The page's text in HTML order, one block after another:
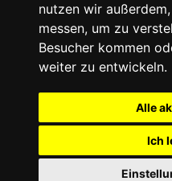
nutzen wir
messen, um zu
Besucher kommen
weiter zu entwickeln.
Alle
Ich